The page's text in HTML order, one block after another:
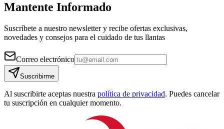
Mantente Informado
Suscríbete a nuestro newsletter y recibe ofertas exclusivas,
novedades y consejos para el cuidado de tus llantas
Correo electrónico
Suscribirme
Al suscribirte aceptas nuestra política de privacidad. Puedes cancelar
tu suscripción en cualquier momento.